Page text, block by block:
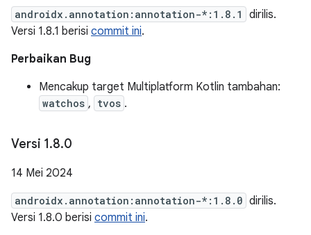
androidx.annotation:annotation-*:1.8.1
dirilis.
Versi 1.8.1 berisi commit ini.
Perbaikan Bug
Mencakup target Multiplatform Kotlin tambahan:
watchos , tvos .
Versi 1.8.0
14 Mei 2024
androidx.annotation:annotation-*:1.8.0 dirilis.
Versi 1.8.0 berisi commit ini.